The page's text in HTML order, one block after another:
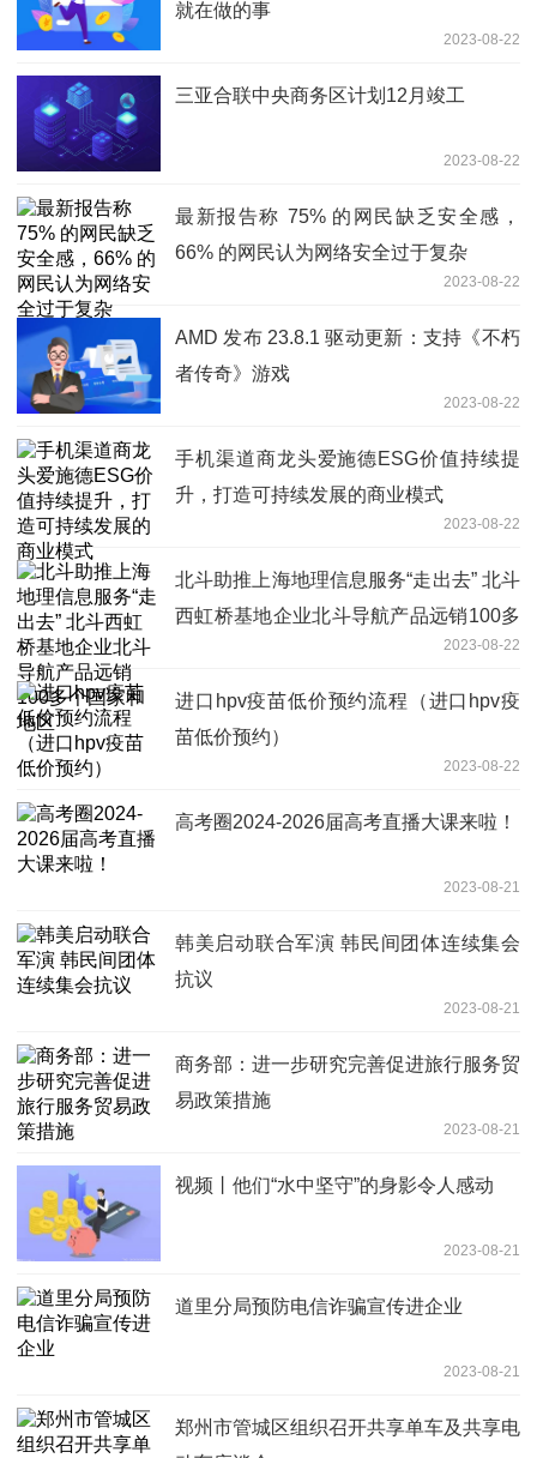
就在做的事
2023-08-22
三亚合联中央商务区计划12月竣工
2023-08-22
最新报告称 75% 的网民缺乏安全感，
66% 的网民认为网络安全过于复杂
2023-08-22
AMD 发布 23.8.1 驱动更新：支持《不朽
者传奇》游戏
2023-08-22
手机渠道商龙头爱施德ESG价值持续提
升，打造可持续发展的商业模式
2023-08-22
北斗助推上海地理信息服务“走出去” 北斗
西虹桥基地企业北斗导航产品远销100多
2023-08-22
进口hpv疫苗低价预约流程（进口hpv疫
苗低价预约）
2023-08-22
高考圈2024-2026届高考直播大课来啦！
2023-08-21
韩美启动联合军演 韩民间团体连续集会
抗议
2023-08-21
商务部：进一步研究完善促进旅行服务贸
易政策措施
2023-08-21
视频丨他们“水中坚守”的身影令人感动
2023-08-21
道里分局预防电信诈骗宣传进企业
2023-08-21
郑州市管城区组织召开共享单车及共享电